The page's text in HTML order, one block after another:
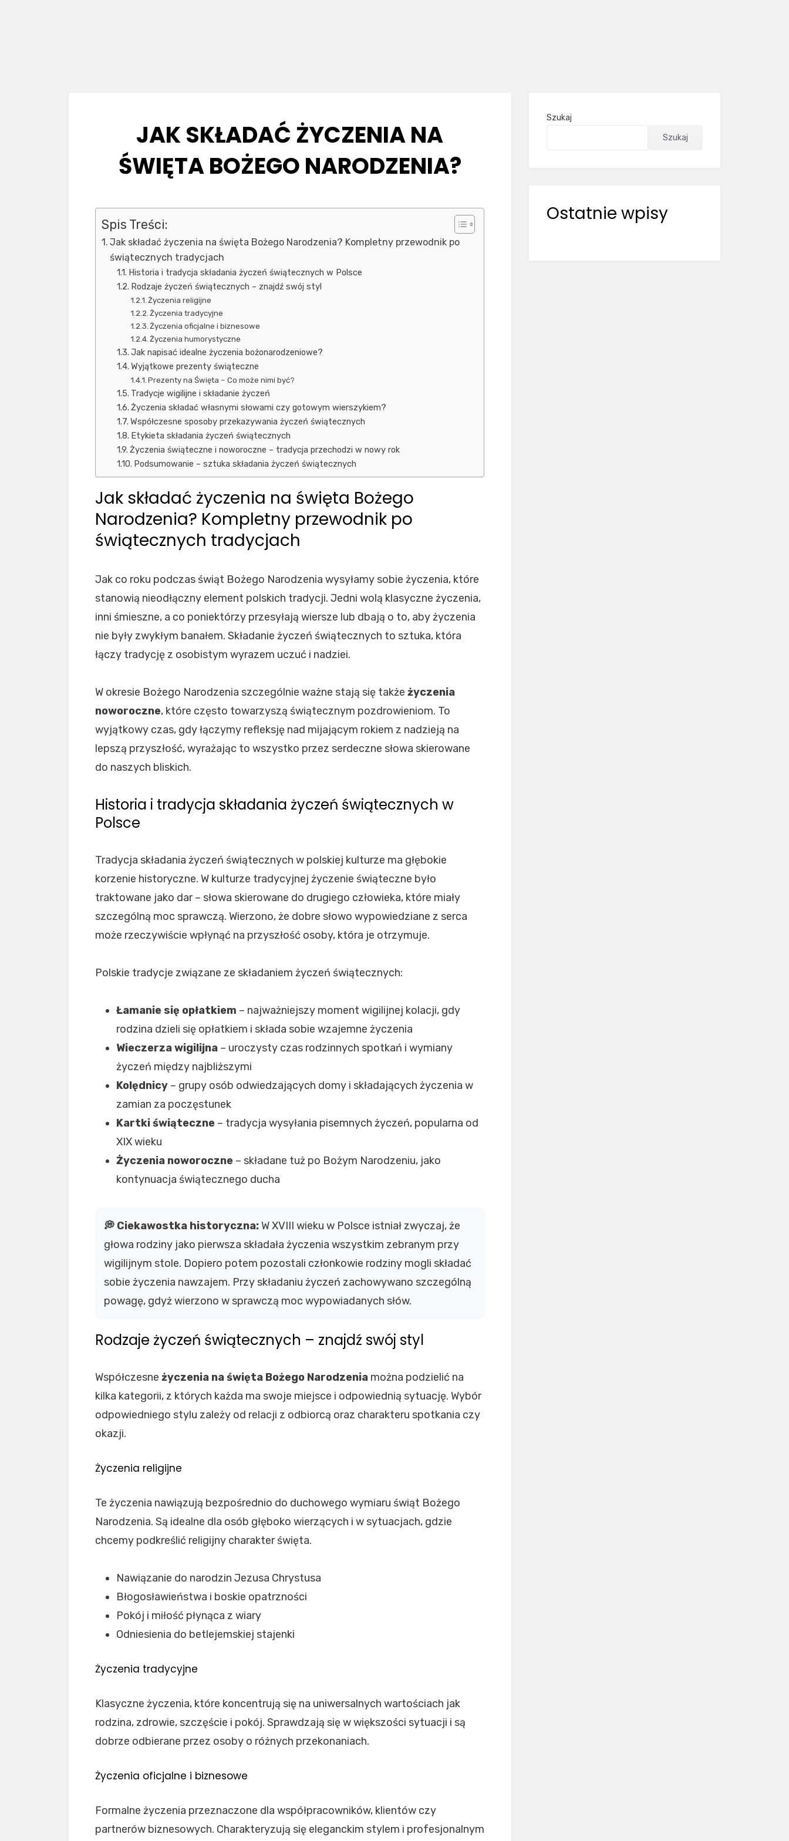
JAK SKŁADAĆ ŻYCZENIA NA
ŚWIĘTA BOŻEGO NARODZENIA?
Spis Treści:
Jak składać życzenia na święta Bożego Narodzenia? Kompletny przewodnik po
świątecznych tradycjach
Historia i tradycja składania życzeń świątecznych w Polsce
Rodzaje życzeń świątecznych – znajdź swój styl
Życzenia religijne
Życzenia tradycyjne
Życzenia oficjalne i biznesowe
Życzenia humorystyczne
Jak napisać idealne życzenia bożonarodzeniowe?
Wyjątkowe prezenty świąteczne
Prezenty na Święta – Co może nimi być?
Tradycje wigilijne i składanie życzeń
Życzenia składać własnymi słowami czy gotowym wierszykiem?
Współczesne sposoby przekazywania życzeń świątecznych
Etykieta składania życzeń świątecznych
Życzenia świąteczne i noworoczne – tradycja przechodzi w nowy rok
Podsumowanie – sztuka składania życzeń świątecznych
Jak składać życzenia na święta Bożego
Narodzenia? Kompletny przewodnik po
świątecznych tradycjach
Jak co roku podczas świąt Bożego Narodzenia wysyłamy sobie życzenia, które
stanowią nieodłączny element polskich tradycji. Jedni wolą klasyczne życzenia,
inni śmieszne, a co poniektórzy przesyłają wiersze lub dbają o to, aby życzenia
nie były zwykłym banałem. Składanie życzeń świątecznych to sztuka, która
łączy tradycję z osobistym wyrazem uczuć i nadziei.
W okresie Bożego Narodzenia szczególnie ważne stają się także życzenia
noworoczne, które często towarzyszą świątecznym pozdrowieniom. To
wyjątkowy czas, gdy łączymy refleksję nad mijającym rokiem z nadzieją na
lepszą przyszłość, wyrażając to wszystko przez serdeczne słowa skierowane
do naszych bliskich.
Historia i tradycja składania życzeń świątecznych w
Polsce
Tradycja składania życzeń świątecznych w polskiej kulturze ma głębokie
korzenie historyczne. W kulturze tradycyjnej życzenie świąteczne było
traktowane jako dar – słowa skierowane do drugiego człowieka, które miały
szczególną moc sprawczą. Wierzono, że dobre słowo wypowiedziane z serca
może rzeczywiście wpłynąć na przyszłość osoby, która je otrzymuje.
Polskie tradycje związane ze składaniem życzeń świątecznych:
Łamanie się opłatkiem – najważniejszy moment wigilijnej kolacji, gdy
rodzina dzieli się opłatkiem i składa sobie wzajemne życzenia
Wieczerza wigilijna – uroczysty czas rodzinnych spotkań i wymiany
życzeń między najbliższymi
Kolędnicy – grupy osób odwiedzających domy i składających życzenia w
zamian za poczęstunek
Kartki świąteczne – tradycja wysyłania pisemnych życzeń, popularna od
XIX wieku
Życzenia noworoczne – składane tuż po Bożym Narodzeniu, jako
kontynuacja świątecznego ducha
💭 Ciekawostka historyczna:W XVIII wieku w Polsce istniał zwyczaj, że
głowa rodziny jako pierwsza składała życzenia wszystkim zebranym przy
wigilijnym stole. Dopiero potem pozostali członkowie rodziny mogli składać
sobie życzenia nawzajem. Przy składaniu życzeń zachowywano szczególną
powagę, gdyż wierzono w sprawczą moc wypowiadanych słów.
Rodzaje życzeń świątecznych – znajdź swój styl
Współczesne życzenia na święta Bożego Narodzenia można podzielić na
kilka kategorii, z których każda ma swoje miejsce i odpowiednią sytuację. Wybór
odpowiedniego stylu zależy od relacji z odbiorcą oraz charakteru spotkania czy
okazji.
Życzenia religijne
Te życzenia nawiązują bezpośrednio do duchowego wymiaru świąt Bożego
Narodzenia. Są idealne dla osób głęboko wierzących i w sytuacjach, gdzie
chcemy podkreślić religijny charakter święta.
Nawiązanie do narodzin Jezusa Chrystusa
Błogosławieństwa i boskie opatrzności
Pokój i miłość płynąca z wiary
Odniesienia do betlejemskiej stajenki
Życzenia tradycyjne
Klasyczne życzenia, które koncentrują się na uniwersalnych wartościach jak
rodzina, zdrowie, szczęście i pokój. Sprawdzają się w większości sytuacji i są
dobrze odbierane przez osoby o różnych przekonaniach.
Życzenia oficjalne i biznesowe
Formalne życzenia przeznaczone dla współpracowników, klientów czy
partnerów biznesowych. Charakteryzują się eleganckim stylem i profesjonalnym
Szukaj
Szukaj
Ostatnie wpisy